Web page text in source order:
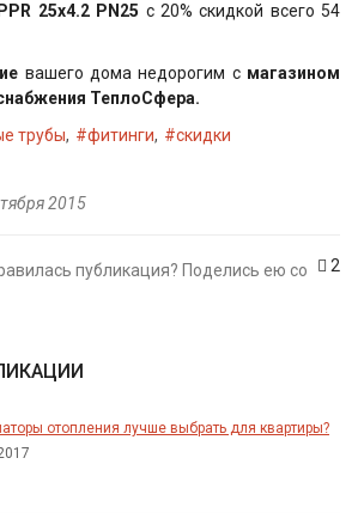
25х4.2 PN25 с 20% скидкой всего 54
вашего дома недорогим с магазином
ТеплоСфера.
трубы
#фитинги
#скидки
2015
2
публикация? Поделись ею со
отопления лучше выбрать для квартиры?